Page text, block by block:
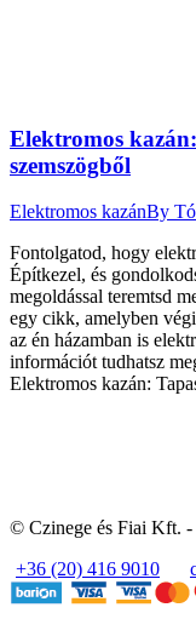
Elektromos
szemszögből
Elektromos kazánBy
Fontolgatod, hogy
Építkezel, és
megoldással teremtsd
egy cikk, amelyben
az én házamban is
információt tudhatsz
Elektromos kazán:
© Czinege és Fiai Kft.
+36 (20) 416 9010